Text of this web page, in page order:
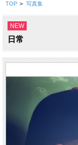
TOP > 写真集
NEW
日常